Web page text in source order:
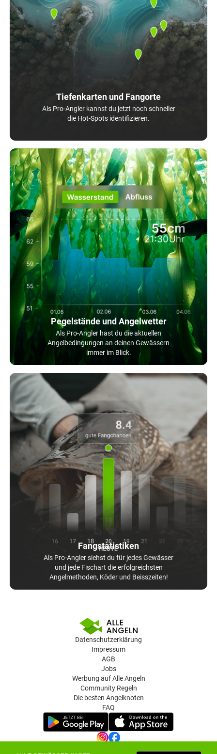
Tiefenkarten und Fangorte
Als Pro-Angler kannst du jetzt noch schneller
die Hot-Spots identifizieren.
Pegelstände und Angelwetter
Als Pro-Angler hast du die aktuellen
Angelbedingungen an deinen Gewässern
immer im Blick.
Fangstatistiken
Als Pro-Angler siehst du für jedes Gewässer
und jede Fischart die erfolgreichsten
Angelmethoden, Köder und Beisszeiten!
Datenschutzerklärung
Impressum
AGB
Jobs
Werbung auf Alle Angeln
Community Regeln
Die besten Angelknoten
FAQ